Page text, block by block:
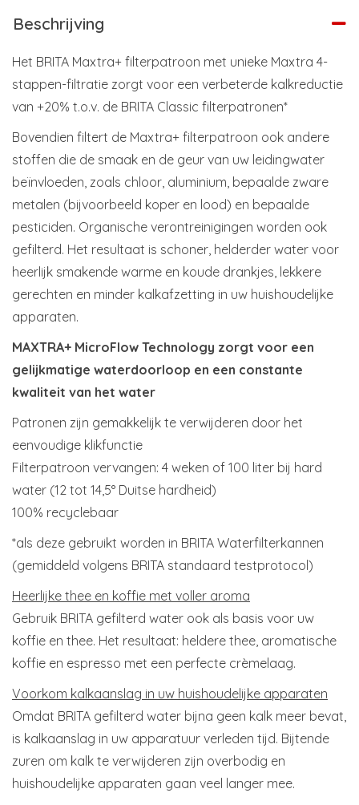
Beschrijving
Het BRITA Maxtra+ filterpatroon met unieke Maxtra 4-
stappen-filtratie zorgt voor een verbeterde kalkreductie
van +20% t.o.v. de BRITA Classic filterpatronen*
Bovendien filtert de Maxtra+ filterpatroon ook andere
stoffen die de smaak en de geur van uw leidingwater
beïnvloeden, zoals chloor, aluminium, bepaalde zware
metalen (bijvoorbeeld koper en lood) en bepaalde
pesticiden. Organische verontreinigingen worden ook
gefilterd. Het resultaat is schoner, helderder water voor
heerlijk smakende warme en koude drankjes, lekkere
gerechten en minder kalkafzetting in uw huishoudelijke
apparaten.
MAXTRA+ MicroFlow Technology zorgt voor een
gelijkmatige waterdoorloop en een constante
kwaliteit van het water
Patronen zijn gemakkelijk te verwijderen door het
eenvoudige klikfunctie
Filterpatroon vervangen: 4 weken of 100 liter bij hard
water (12 tot 14,5° Duitse hardheid)
100% recyclebaar
*als deze gebruikt worden in BRITA Waterfilterkannen
(gemiddeld volgens BRITA standaard testprotocol)
Heerlijke thee en koffie met voller aroma
Gebruik BRITA gefilterd water ook als basis voor uw
koffie en thee. Het resultaat: heldere thee, aromatische
koffie en espresso met een perfecte crèmelaag.
Voorkom kalkaanslag in uw huishoudelijke apparaten
Omdat BRITA gefilterd water bijna geen kalk meer bevat,
is kalkaanslag in uw apparatuur verleden tijd. Bijtende
zuren om kalk te verwijderen zijn overbodig en
huishoudelijke apparaten gaan veel langer mee.